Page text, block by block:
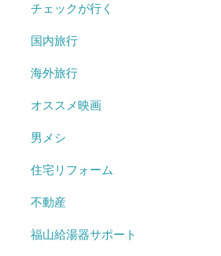
チェックが行く
国内旅行
海外旅行
オススメ映画
男メシ
住宅リフォーム
不動産
福山給湯器サポート